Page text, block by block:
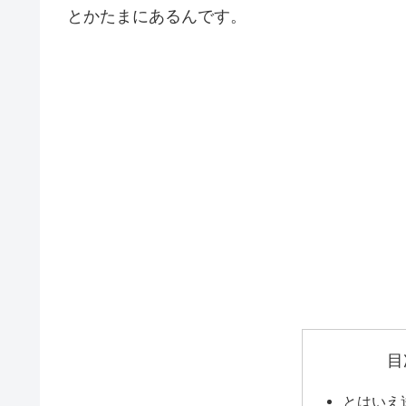
とかたまにあるんです。
とはいえ